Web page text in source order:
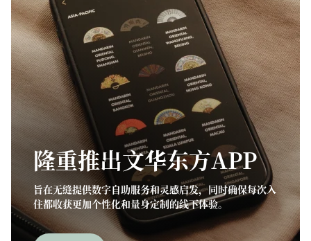
隆重推出文华东方APP
旨在无缝提供数字自助服务和灵感启发，同时确保每次入
住都收获更加个性化和量身定制的线下体验。